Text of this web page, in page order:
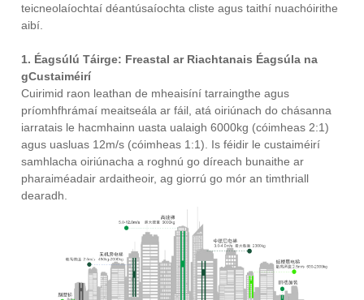
teicneolaíochtaí déantúsaíochta cliste agus taithí nuachóirithe
aibí.
1. Éagsúlú Táirge: Freastal ar Riachtanais Éagsúla na
gCustaiméirí
Cuirimid raon leathan de mheaisíní tarraingthe agus
príomhfhrámaí meaitseála ar fáil, atá oiriúnach do chásanna
iarratais le hacmhainn uasta ualaigh 6000kg (cóimheas 2:1)
agus uasluas 12m/s (cóimheas 1:1). Is féidir le custaiméirí
samhlacha oiriúnacha a roghnú go díreach bunaithe ar
pharaiméadair ardaitheoir, ag giorrú go mór an timthriall
dearadh.